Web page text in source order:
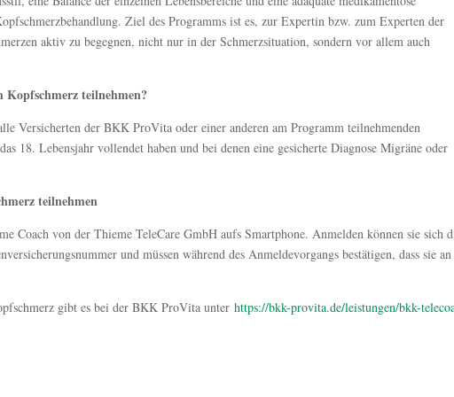
Ziel des Programms ist es, zur Expertin bzw. zum Experten der
aktiv zu begegnen, nicht nur in der Schmerzsituation, sondern vor allem auch
teilnehmen?
Versicherten der BKK ProVita oder einer anderen am Programm teilnehmenden
18. Lebensjahr vollendet haben und bei denen eine gesicherte Diagnose Migräne oder
teilnehmen
Coach von der Thieme TeleCare GmbH aufs Smartphone. Anmelden können sie sich
und müssen während des Anmeldevorgangs bestätigen, dass sie an
gibt es bei der BKK ProVita unterhttps://bkk-provita.de/leistungen/bkk-